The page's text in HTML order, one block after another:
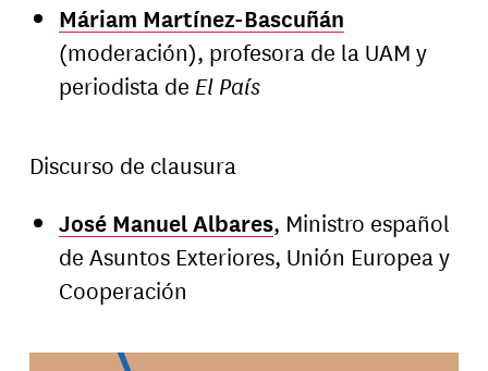
Máriam Martínez-Bascuñán
(moderación), profesora de la UAM y
periodista de El País
Discurso de clausura
José Manuel Albares, Ministro español
de Asuntos Exteriores, Unión Europea y
Cooperación